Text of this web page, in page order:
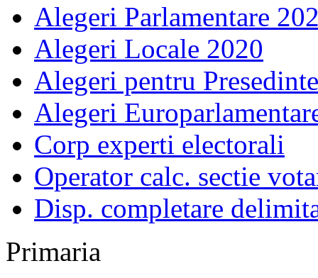
Alegeri Parlamentare
Alegeri Locale 2020
Alegeri pentru
Alegeri
Corp experti electorali
Operator calc. sectie
Disp. completare
Primaria